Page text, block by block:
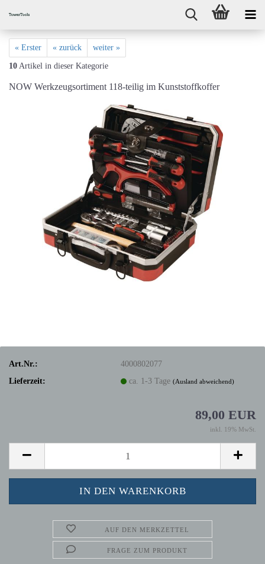
« Erster « zurück weiter »
10 Artikel in dieser Kategorie
NOW Werkzeugsortiment 118-teilig im Kunststoffkoffer
Art.Nr.:
4000802077
Lieferzeit:
ca. 1-3 Tage(Ausland abweichend)
89,00 EUR
inkl. 19% MwSt.
AUF DEN MERKZETTEL
FRAGE ZUM PRODUKT